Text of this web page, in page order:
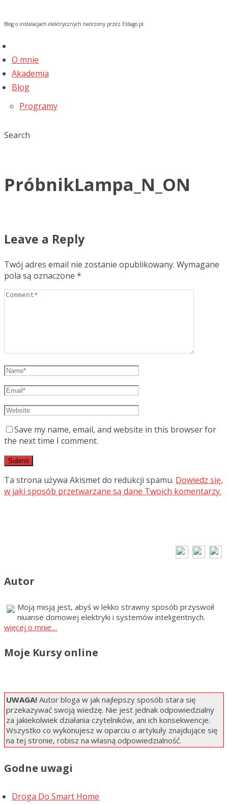
Blog o instalacjach elektrycznych tworzony przez Eldago.pl
O mnie
Akademia
Blog
Programy
Search
PróbnikLampa_N_ON
Leave a Reply
Twój adres email nie zostanie opublikowany. Wymagane
pola są oznaczone *
Save my name, email, and website in this browser for
the next time I comment.
Ta strona używa Akismet do redukcji spamu. Dowiedz się,
w jaki sposób przetwarzane są dane Twoich komentarzy.
Autor
Moją misją jest, abyś w lekko strawny sposób przyswoił
niuanse domowej elektryki i systemów inteligentnych.
więcej o mnie…
Moje Kursy online
UWAGA! Autor bloga w jak najlepszy sposób stara się
przekazywać swoją wiedzę. Nie jest jednak odpowiedzialny
za jakiekolwiek działania czytelników, ani ich konsekwencje.
Wszystko co wykonujesz w oparciu o artykuły znajdujące się
na tej stronie, robisz na własną odpowiedzialność.
Godne uwagi
Droga Do Smart Home